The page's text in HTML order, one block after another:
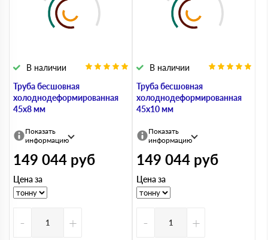
Труба бесшовная
холоднодеформированная
45х8 мм
В наличии
Показать
информацию
149 044 руб
Цена за
- +
Труба бесшовная
холоднодеформированная
45х10 мм
В наличии
Показать
информацию
149 044 руб
Цена за
- +